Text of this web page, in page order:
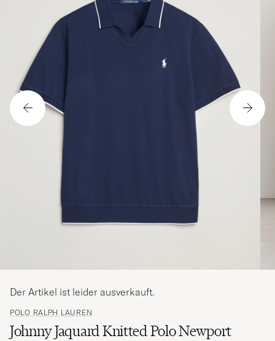
POLO RALPH LAUREN
Johnny Jaquard Knitted Polo Newport
Der Artikel ist leider ausverkauft.